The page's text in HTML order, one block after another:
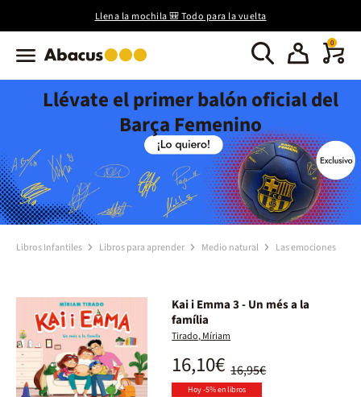
Llena la mochila 🎒 Todo para la vuelta
0
Llévate el primer balón oficial del
Barça Femenino
Libros Infantiles Libros para aprender Medio natural Las emociones
Kai i Emma 3 - Un més a la
família
Tirado, Míriam
16,95€
16,10€
Hoy -5% en libros